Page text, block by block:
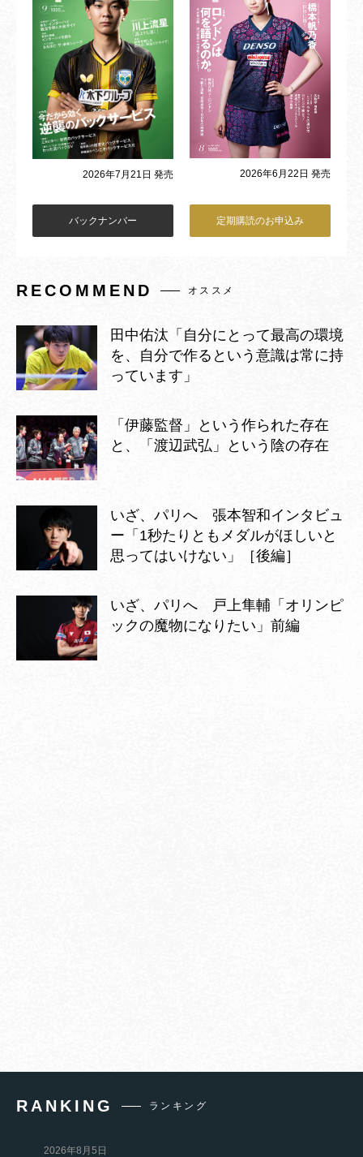
2026年7月21日 発売 2026年6月22日 発売
バックナンバー 定期購読のお申込み
RECOMMEND オススメ
田中佑汰「自分にとって最高の環境
を、自分で作るという意識は常に持
っています」
「伊藤監督」という作られた存在
と、「渡辺武弘」という陰の存在
いざ、パリへ 張本智和インタビュ
ー「1秒たりともメダルがほしいと
思ってはいけない」［後編］
いざ、パリへ 戸上隼輔「オリンピ
ックの魔物になりたい」前編
RANKING ランキング
2026年8月5日